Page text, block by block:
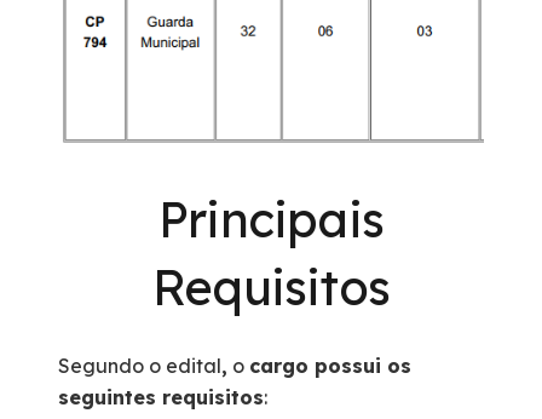
Principais
Requisitos
Segundo o edital, o cargo possui os
seguintes requisitos: